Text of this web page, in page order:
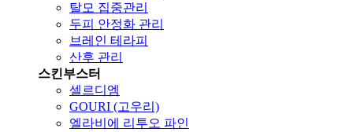
탈모 집중관리
두피 안정화 관리
브레인 테라피
산후 관리
스킨부스터
셀르디엠
GOURI (고우리)
엘라비에 리투오 파인